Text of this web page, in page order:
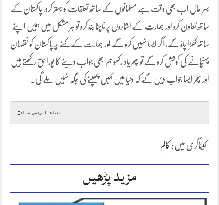
بہر حال اب بھی وقت ہے مسلمانوں کے ساتھ تعلقات کو بہتر کرو، پاکستان کے
ساتھ تعاون کرو اور بھارت کے اشاروں پر ناچنا بند کرو تو ہر مشکل میں ہمیں اپنے
ساتھ کھڑا پاؤ گے، اگر ایسا نہیں کرو گے اور بھارت کے کہنے پر پاکستان کو نقصان
پہنچانے کی کوشش کرو گے تو پھر یاد رکھو ہم بھی جواب دینے کا پورا حق رکھتے ہیں
اور پھر ایسا جواب دیں گے کہ دنیا میں کہیں چھپنے کی جگہ نہیں ملے گی۔
کیٹاگری میں : کالم
مزید پڑھیں